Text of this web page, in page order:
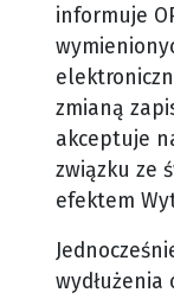
informuje
zmianą
akceptuje
związku ze
efektem
wydłużenia